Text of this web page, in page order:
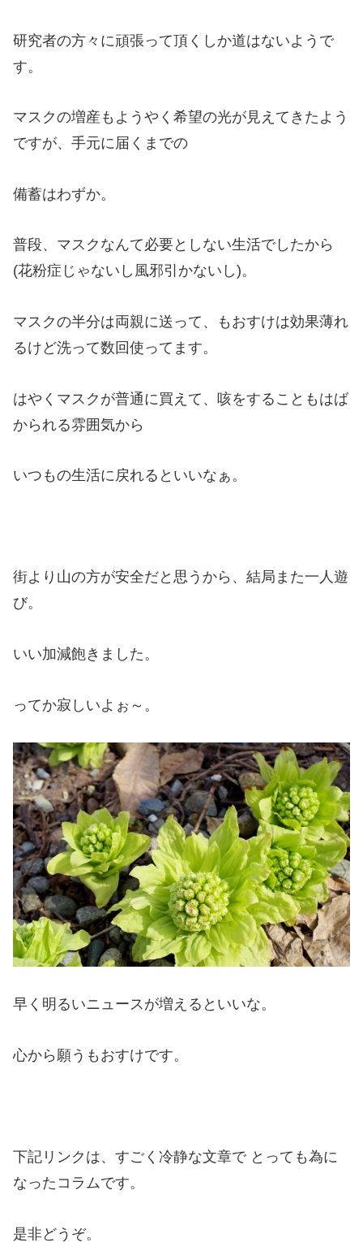
研究者の方々に頑張って頂くしか道はないようで
す。
マスクの増産もようやく希望の光が見えてきたよう
ですが、手元に届くまでの
備蓄はわずか。
普段、マスクなんて必要としない生活でしたから
(花粉症じゃないし風邪引かないし)。
マスクの半分は両親に送って、もおすけは効果薄れ
るけど洗って数回使ってます。
はやくマスクが普通に買えて、咳をすることもはば
かられる雰囲気から
いつもの生活に戻れるといいなぁ。
街より山の方が安全だと思うから、結局また一人遊
び。
いい加減飽きました。
ってか寂しいよぉ～。
早く明るいニュースが増えるといいな。
心から願うもおすけです。
下記リンクは、すごく冷静な文章で とっても為に
なったコラムです。
是非どうぞ。